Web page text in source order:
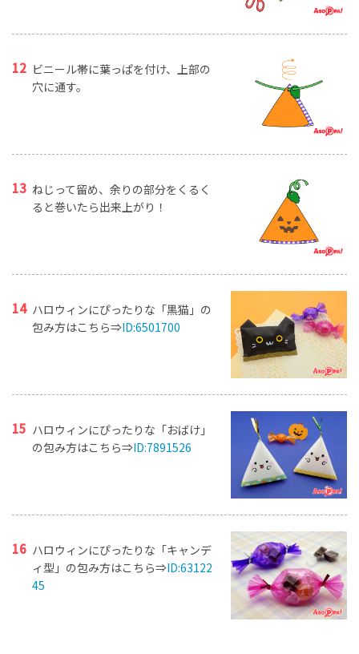
ビニール帯に葉っぱを付け、上部の
穴に通す。
ねじって留め、余りの部分をくるく
ると巻いたら出来上がり！
ハロウィンにぴったりな「黒猫」の
包み方はこちら⇒ID:6501700
ハロウィンにぴったりな「おばけ」
の包み方はこちら⇒ID:7891526
ハロウィンにぴったりな「キャンデ
ィ型」の包み方はこちら⇒ID:63122
45